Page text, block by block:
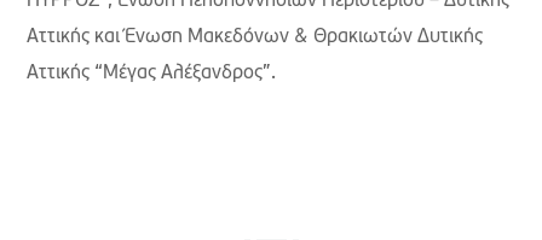
Αττικής και Ένωση Μακεδόνων & Θρακιωτών Δυτικής
Αττικής “Μέγας Αλέξανδρος”.